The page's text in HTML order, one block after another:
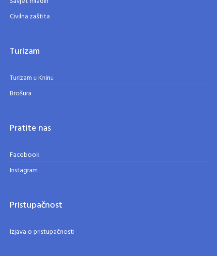
Civilna zaštita
Turizam
Turizam u Kninu
Brošura
Pratite nas
Facebook
Instagram
Pristupačnost
Izjava o pristupačnosti